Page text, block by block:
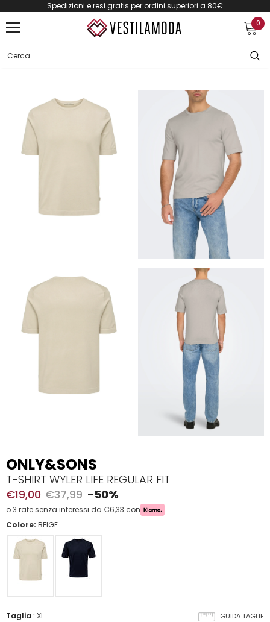
Spedizioni e resi gratis per ordini superiori a 80€
0
ONLY&SONS
T-SHIRT WYLER LIFE REGULAR FIT
€19,00 €37,99 -50%
o 3 rate senza interessi da €6,33 con
Colore: BEIGE
GUIDA TAGLIE
Taglia : XL